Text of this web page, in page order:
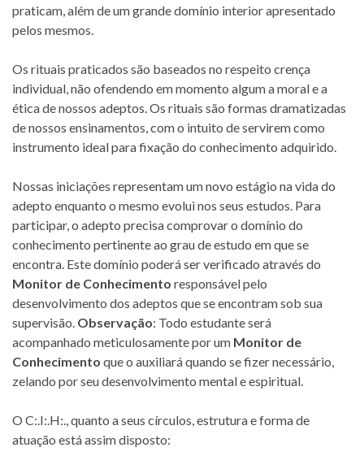
praticam, além de um grande domínio interior apresentado
pelos mesmos.
Os rituais praticados são baseados no respeito crença
individual, não ofendendo em momento algum a moral e a
ética de nossos adeptos. Os rituais são formas dramatizadas
de nossos ensinamentos, com o intuito de servirem como
instrumento ideal para fixação do conhecimento adquirido.
Nossas iniciações representam um novo estágio na vida do
adepto enquanto o mesmo evolui nos seus estudos. Para
participar, o adepto precisa comprovar o domínio do
conhecimento pertinente ao grau de estudo em que se
encontra. Este domínio poderá ser verificado através do
Monitor de Conhecimento responsável pelo
desenvolvimento dos adeptos que se encontram sob sua
supervisão. Observação: Todo estudante será
acompanhado meticulosamente por um Monitor de
Conhecimento que o auxiliará quando se fizer necessário,
zelando por seu desenvolvimento mental e espiritual.
O C:.I:.H:., quanto a seus círculos, estrutura e forma de
atuação está assim disposto: